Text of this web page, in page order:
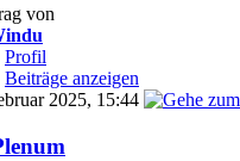
von
Profil
Beiträge anzeigen
2025, 15:44